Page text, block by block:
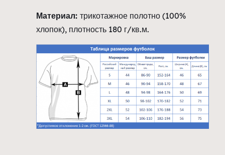
Материал: трикотажное полотно (100%
хлопок), плотность 180 г/кв.м.